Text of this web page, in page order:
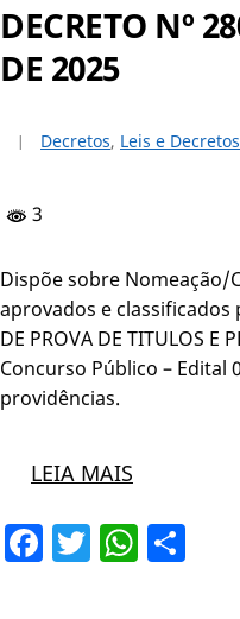
DECRETO Nº
DE 2025
Decretos, Leis e Decretos
3
Dispõe sobre Nomeação/
aprovados e
DE PROVA DE TITULOS E
Concurso Público – Edital
providências.
LEIA MAIS
Facebook
Twitter